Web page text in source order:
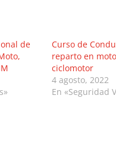
de
Curso de
reparto en
ciclomotor
4 agosto, 2022
En «Seguridad